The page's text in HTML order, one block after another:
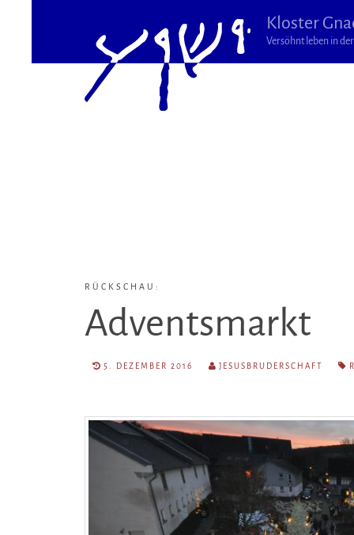
Kloster
Versöhnt leben in
RÜCKSCHAU:
Adventsmarkt
5. DEZEMBER 2016 JESUSBRUDERSCHAFT